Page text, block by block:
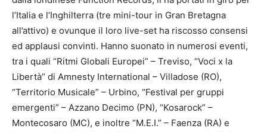
l’Italia e l’Inghilterra (tre mini-tour in Gran Bretagna
all’attivo) e ovunque il loro live-set ha riscosso consensi
ed applausi convinti. Hanno suonato in numerosi eventi,
tra i quali “Ritmi Globali Europei” – Treviso, “Voci x la
Libertà” di Amnesty International – Villadose (RO),
“Territorio Musicale” – Urbino, “Festival per gruppi
emergenti” – Azzano Decimo (PN), “Kosarock” –
Montecosaro (MC), e inoltre “M.E.I.” – Faenza (RA) e